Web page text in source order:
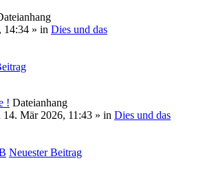
14:34 » in Dies und das
! Dateianhang
14. Mär 2026, 11:43 » in Dies und das
Neuester Beitrag